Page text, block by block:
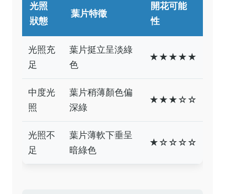
光照
狀態
葉片特徵
開花可能
性
光照充
足
葉片挺立呈淡綠
色
★★★★★
中度光
照
葉片稍薄顏色偏
深綠
★★★☆☆
光照不
足
葉片薄軟下垂呈
暗綠色
★☆☆☆☆